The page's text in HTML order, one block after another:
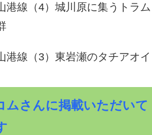
港線（4）城川原に集うトラム
港線（3）東岩瀬のタチアオイ
ムさんに掲載いただいて